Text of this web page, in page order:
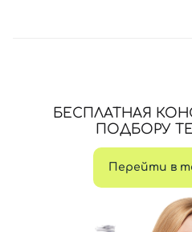
БЕСПЛАТНАЯ
ПОДБОРУ
Перейти в